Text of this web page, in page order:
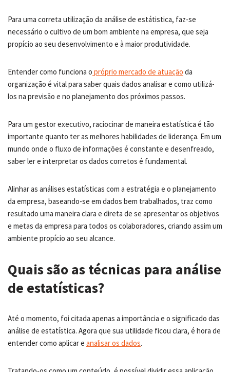
Para uma correta utilização da análise de estátistica, faz-se
necessário o cultivo de um bom ambiente na empresa, que seja
propício ao seu desenvolvimento e à maior produtividade.
Entender como funciona o próprio mercado de atuação da
organização é vital para saber quais dados analisar e como utilizá-
los na previsão e no planejamento dos próximos passos.
Para um gestor executivo, raciocinar de maneira estatística é tão
importante quanto ter as melhores habilidades de liderança. Em um
mundo onde o fluxo de informações é constante e desenfreado,
saber ler e interpretar os dados corretos é fundamental.
Alinhar as análises estatísticas com a estratégia e o planejamento
da empresa, baseando-se em dados bem trabalhados, traz como
resultado uma maneira clara e direta de se apresentar os objetivos
e metas da empresa para todos os colaboradores, criando assim um
ambiente propício ao seu alcance.
Quais são as técnicas para análise
de estatísticas?
Até o momento, foi citada apenas a importância e o significado das
análise de estatística. Agora que sua utilidade ficou clara, é hora de
entender como aplicar e analisar os dados.